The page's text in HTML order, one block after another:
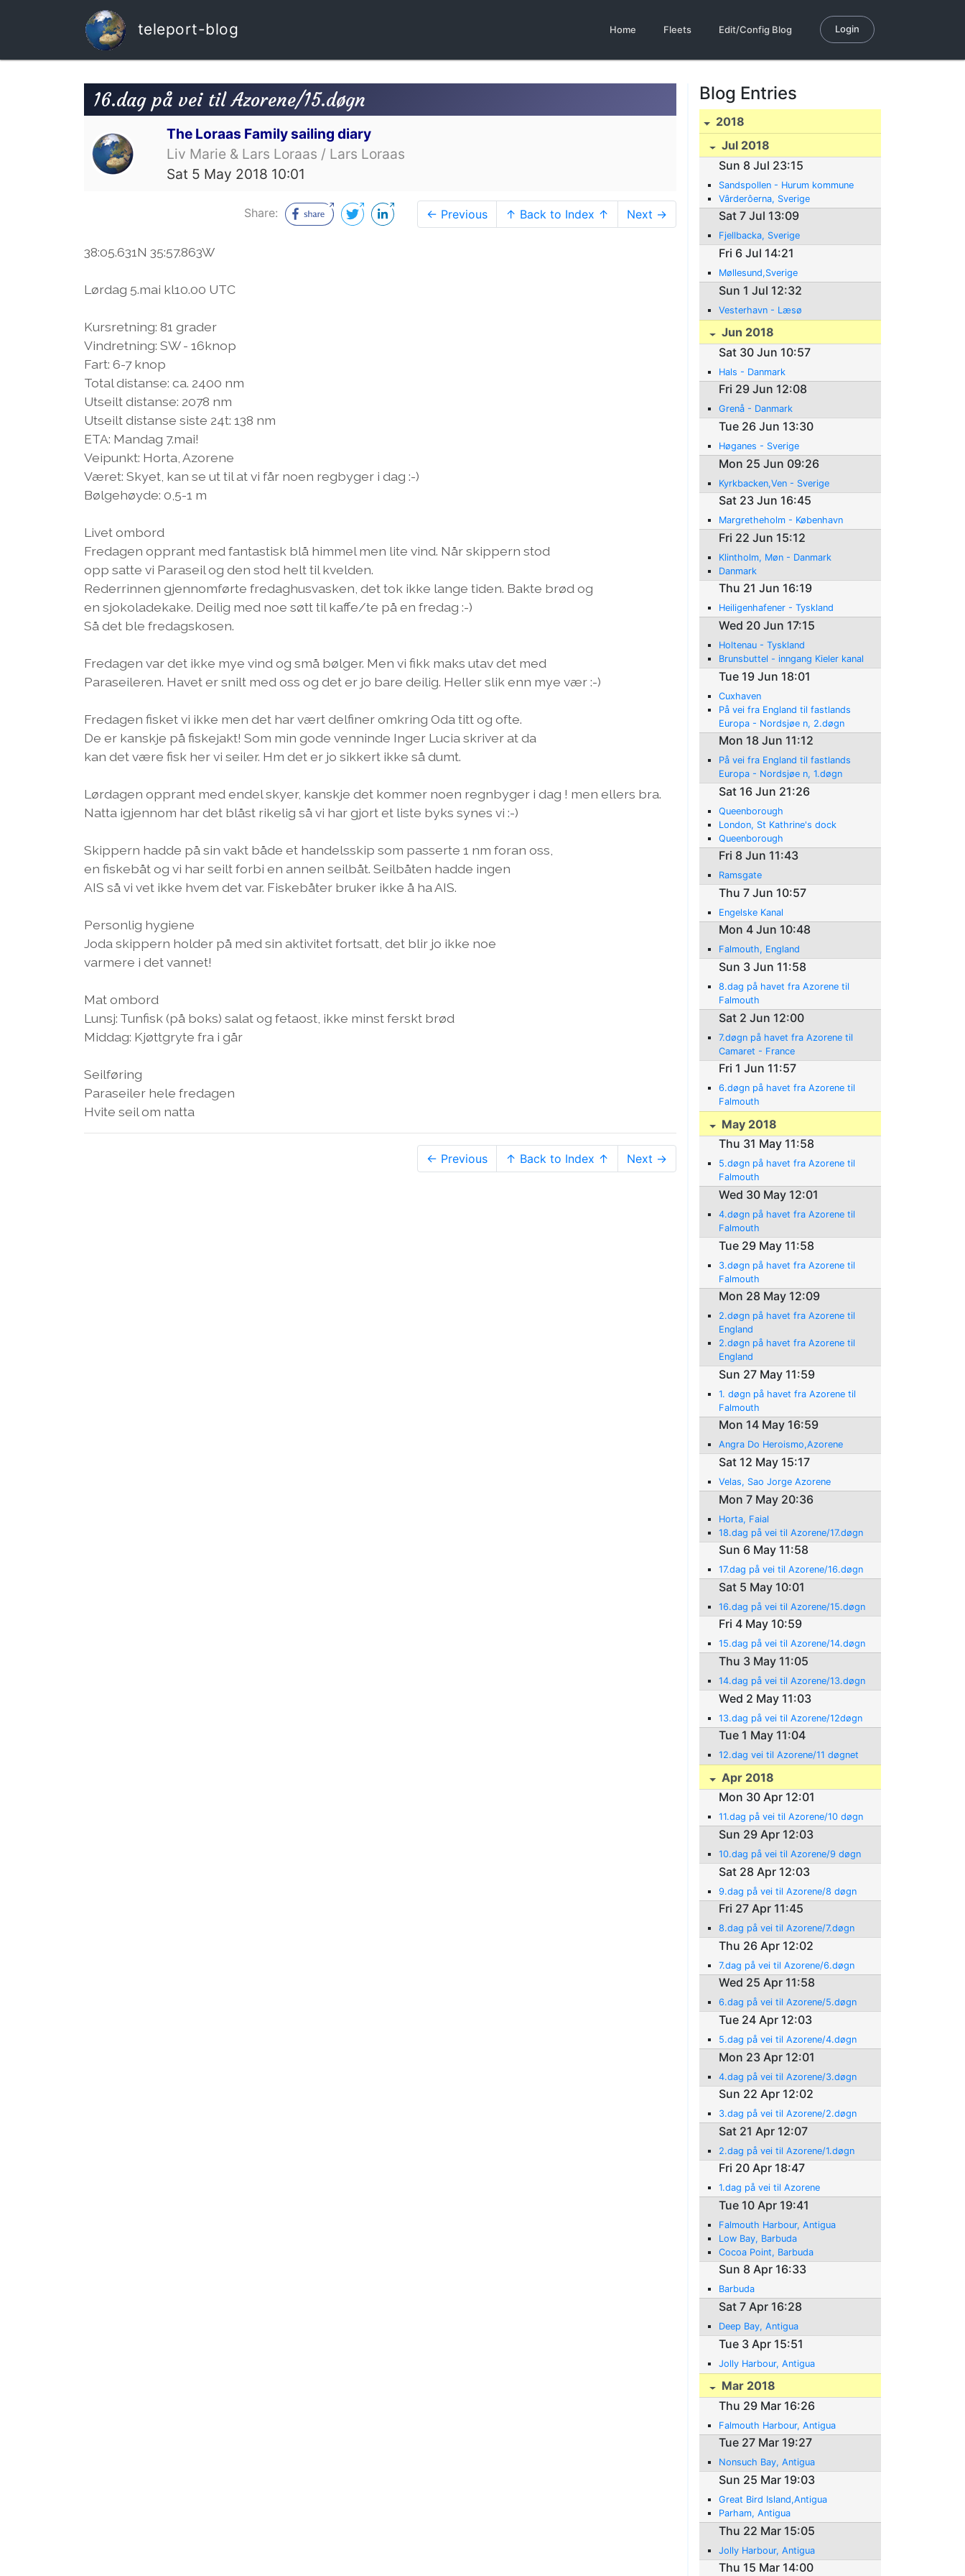
teleport-blog Home Fleets Edit/Config Blog Login
16.dag på vei til Azorene/15.døgn
The Loraas Family sailing diary
Liv Marie & Lars Loraas / Lars Loraas
Sat 5 May 2018 10:01
Share: ← Previous ↑ Back to Index ↑ Next →
38:05.631N 35:57.863W
Lørdag 5.mai kl10.00 UTC
Kursretning: 81 grader
Vindretning: SW - 16knop
Fart: 6-7 knop
Total distanse: ca. 2400 nm
Utseilt distanse: 2078 nm
Utseilt distanse siste 24t: 138 nm
ETA: Mandag 7.mai!
Veipunkt: Horta, Azorene
Været: Skyet, kan se ut til at vi får noen regbyger i dag :-)
Bølgehøyde: 0,5-1 m
Livet ombord
Fredagen opprant med fantastisk blå himmel men lite vind. Når skippern stod
opp satte vi Paraseil og den stod helt til kvelden.
Rederrinnen gjennomførte fredaghusvasken, det tok ikke lange tiden. Bakte brød og
en sjokoladekake. Deilig med noe søtt til kaffe/te på en fredag :-)
Så det ble fredagskosen.
Fredagen var det ikke mye vind og små bølger. Men vi fikk maks utav det med
Paraseileren. Havet er snilt med oss og det er jo bare deilig. Heller slik enn mye vær :-)
Fredagen fisket vi ikke men det har vært delfiner omkring Oda titt og ofte.
De er kanskje på fiskejakt! Som min gode venninde Inger Lucia skriver at da
kan det være fisk her vi seiler. Hm det er jo sikkert ikke så dumt.
Lørdagen opprant med endel skyer, kanskje det kommer noen regnbyger i dag ! men ellers bra.
Natta igjennom har det blåst rikelig så vi har gjort et liste byks synes vi :-)
Skippern hadde på sin vakt både et handelsskip som passerte 1 nm foran oss,
en fiskebåt og vi har seilt forbi en annen seilbåt. Seilbåten hadde ingen
AIS så vi vet ikke hvem det var. Fiskebåter bruker ikke å ha AIS.
Personlig hygiene
Joda skippern holder på med sin aktivitet fortsatt, det blir jo ikke noe
varmere i det vannet!
Mat ombord
Lunsj: Tunfisk (på boks) salat og fetaost, ikke minst ferskt brød
Middag: Kjøttgryte fra i går
Seilføring
Paraseiler hele fredagen
Hvite seil om natta
← Previous ↑ Back to Index ↑ Next →
Blog Entries
2018
Jul 2018
Sun 8 Jul 23:15
Sandspollen - Hurum kommune
Vârderôerna, Sverige
Sat 7 Jul 13:09
Fjellbacka, Sverige
Fri 6 Jul 14:21
Møllesund,Sverige
Sun 1 Jul 12:32
Vesterhavn - Læsø
Jun 2018
Sat 30 Jun 10:57
Hals - Danmark
Fri 29 Jun 12:08
Grenå - Danmark
Tue 26 Jun 13:30
Høganes - Sverige
Mon 25 Jun 09:26
Kyrkbacken,Ven - Sverige
Sat 23 Jun 16:45
Margretheholm - København
Fri 22 Jun 15:12
Klintholm, Møn - Danmark
Danmark
Thu 21 Jun 16:19
Heiligenhafener - Tyskland
Wed 20 Jun 17:15
Holtenau - Tyskland
Brunsbuttel - inngang Kieler kanal
Tue 19 Jun 18:01
Cuxhaven
På vei fra England til fastlands
Europa - Nordsjøe n, 2.døgn
Mon 18 Jun 11:12
På vei fra England til fastlands
Europa - Nordsjøe n, 1.døgn
Sat 16 Jun 21:26
Queenborough
London, St Kathrine's dock
Queenborough
Fri 8 Jun 11:43
Ramsgate
Thu 7 Jun 10:57
Engelske Kanal
Mon 4 Jun 10:48
Falmouth, England
Sun 3 Jun 11:58
8.dag på havet fra Azorene til
Falmouth
Sat 2 Jun 12:00
7.døgn på havet fra Azorene til
Camaret - France
Fri 1 Jun 11:57
6.døgn på havet fra Azorene til
Falmouth
May 2018
Thu 31 May 11:58
5.døgn på havet fra Azorene til
Falmouth
Wed 30 May 12:01
4.døgn på havet fra Azorene til
Falmouth
Tue 29 May 11:58
3.døgn på havet fra Azorene til
Falmouth
Mon 28 May 12:09
2.døgn på havet fra Azorene til
England
2.døgn på havet fra Azorene til
England
Sun 27 May 11:59
1. døgn på havet fra Azorene til
Falmouth
Mon 14 May 16:59
Angra Do Heroismo,Azorene
Sat 12 May 15:17
Velas, Sao Jorge Azorene
Mon 7 May 20:36
Horta, Faial
18.dag på vei til Azorene/17.døgn
Sun 6 May 11:58
17.dag på vei til Azorene/16.døgn
Sat 5 May 10:01
16.dag på vei til Azorene/15.døgn
Fri 4 May 10:59
15.dag på vei til Azorene/14.døgn
Thu 3 May 11:05
14.dag på vei til Azorene/13.døgn
Wed 2 May 11:03
13.dag på vei til Azorene/12døgn
Tue 1 May 11:04
12.dag vei til Azorene/11 døgnet
Apr 2018
Mon 30 Apr 12:01
11.dag på vei til Azorene/10 døgn
Sun 29 Apr 12:03
10.dag på vei til Azorene/9 døgn
Sat 28 Apr 12:03
9.dag på vei til Azorene/8 døgn
Fri 27 Apr 11:45
8.dag på vei til Azorene/7.døgn
Thu 26 Apr 12:02
7.dag på vei til Azorene/6.døgn
Wed 25 Apr 11:58
6.dag på vei til Azorene/5.døgn
Tue 24 Apr 12:03
5.dag på vei til Azorene/4.døgn
Mon 23 Apr 12:01
4.dag på vei til Azorene/3.døgn
Sun 22 Apr 12:02
3.dag på vei til Azorene/2.døgn
Sat 21 Apr 12:07
2.dag på vei til Azorene/1.døgn
Fri 20 Apr 18:47
1.dag på vei til Azorene
Tue 10 Apr 19:41
Falmouth Harbour, Antigua
Low Bay, Barbuda
Cocoa Point, Barbuda
Sun 8 Apr 16:33
Barbuda
Sat 7 Apr 16:28
Deep Bay, Antigua
Tue 3 Apr 15:51
Jolly Harbour, Antigua
Mar 2018
Thu 29 Mar 16:26
Falmouth Harbour, Antigua
Tue 27 Mar 19:27
Nonsuch Bay, Antigua
Sun 25 Mar 19:03
Great Bird Island,Antigua
Parham, Antigua
Thu 22 Mar 15:05
Jolly Harbour, Antigua
Thu 15 Mar 14:00